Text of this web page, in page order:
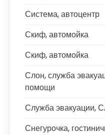
Система, автоцентр
Скиф, автомойка
Скиф, автомойка
Слон, служба
помощи
Служба эвакуации,
Снегурочка,